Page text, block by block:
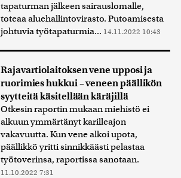
tapaturman jälkeen sairauslomalle,
toteaa aluehallintovirasto. Putoamisesta
johtuvia työtapaturmia... 14.11.2022 10:43
Rajavartiolaitoksen vene upposi ja
ruorimies hukkui – veneen päällikön
syytteitä käsitellään käräjillä
Otkesin raportin mukaan miehistö ei
alkuun ymmärtänyt karilleajon
vakavuutta. Kun vene alkoi upota,
päällikkö yritti sinnikkäästi pelastaa
työtoverinsa, raportissa sanotaan.
11.10.2022 7:31